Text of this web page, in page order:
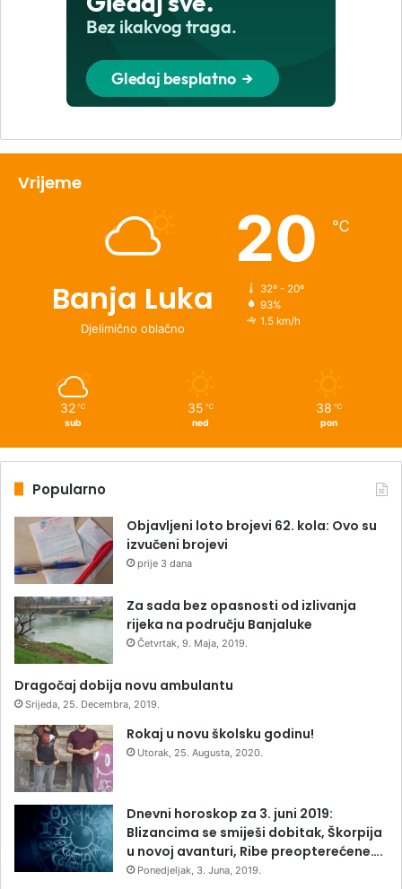
Vrijeme
Banja Luka
Djelimično oblačno
20 ℃
32º - 20º
93%
1.5 km/h
32 ℃
sub
35 ℃
ned
38 ℃
pon
Popularno
Objavljeni loto brojevi 62. kola: Ovo su
izvučeni brojevi
prije 3 dana
Za sada bez opasnosti od izlivanja
rijeka na području Banjaluke
Četvrtak, 9. Maja, 2019.
Dragočaj dobija novu ambulantu
Srijeda, 25. Decembra, 2019.
Rokaj u novu školsku godinu!
Utorak, 25. Augusta, 2020.
Dnevni horoskop za 3. juni 2019:
Blizancima se smiješi dobitak, Škorpija
u novoj avanturi, Ribe preopterećene….
Ponedjeljak, 3. Juna, 2019.